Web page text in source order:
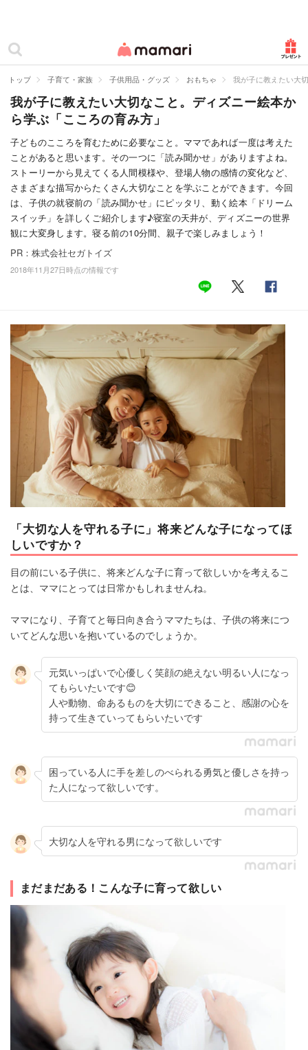
ママリ
カテゴリー一覧
妊娠
出産
赤ちゃん・育児
子育て・家族
病院
お仕事
マネー
トレンド・イベント
トップ 子育て・家族 子供用品・グッズ おもちゃ 我が子に教えたい大
我が子に教えたい大切なこと。ディズニー絵本か
ら学ぶ「こころの育み方」
子どものこころを育むために必要なこと。ママであれば一度は考えた
ことがあると思います。その一つに「読み聞かせ」がありますよね。
ストーリーから見えてくる人間模様や、登場人物の感情の変化など、
さまざまな描写からたくさん大切なことを学ぶことができます。今回
は、子供の就寝前の「読み聞かせ」にピッタリ、動く絵本「ドリーム
スイッチ」を詳しくご紹介します♪寝室の天井が、ディズニーの世界
観に大変身します。寝る前の10分間、親子で楽しみましょう！
PR：株式会社セガトイズ
2018年11月27日時点の情報です
「大切な人を守れる子に」将来どんな子になってほ
しいですか？
目の前にいる子供に、将来どんな子に育って欲しいかを考えるこ
とは、ママにとっては日常かもしれませんね。
ママになり、子育てと毎日向き合うママたちは、子供の将来につ
いてどんな思いを抱いているのでしょうか。
元気いっぱいで心優しく笑顔の絶えない明るい人になっ
てもらいたいです😊
人や動物、命あるものを大切にできること、感謝の心を
持って生きていってもらいたいです
困っている人に手を差しのべられる勇気と優しさを持っ
た人になって欲しいです。
大切な人を守れる男になって欲しいです
まだまだある！こんな子に育って欲しい